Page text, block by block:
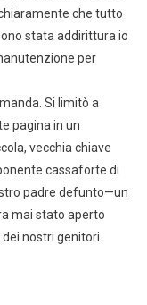
che tutto
stata addirittura io
per
Si limitò a
pagina in un
vecchia chiave
cassaforte di
padre defunto—un
mai stato aperto
nostri genitori.